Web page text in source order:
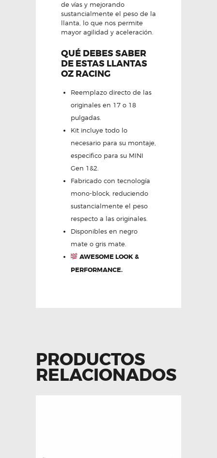
de vías y mejorando
sustancialmente el peso de la
llanta, lo que nos permite
mayor agilidad y aceleración.
QUÉ DEBES SABER
DE ESTAS LLANTAS
OZ RACING
Reemplazo directo de las
originales en 17 o 18
pulgadas.
Kit incluye todo lo
necesario para su montaje,
especifico para su MINI
Gen 1&2.
Fabricado con tecnología
mono-block, reduciendo
sustancialmente el peso
respecto a las originales.
Disponibles en negro
mate o gris mate.
AWESOME LOOK &
PERFORMANCE.
PRODUCTOS
RELACIONADOS